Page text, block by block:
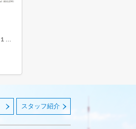
１丁目
スタッフ紹介